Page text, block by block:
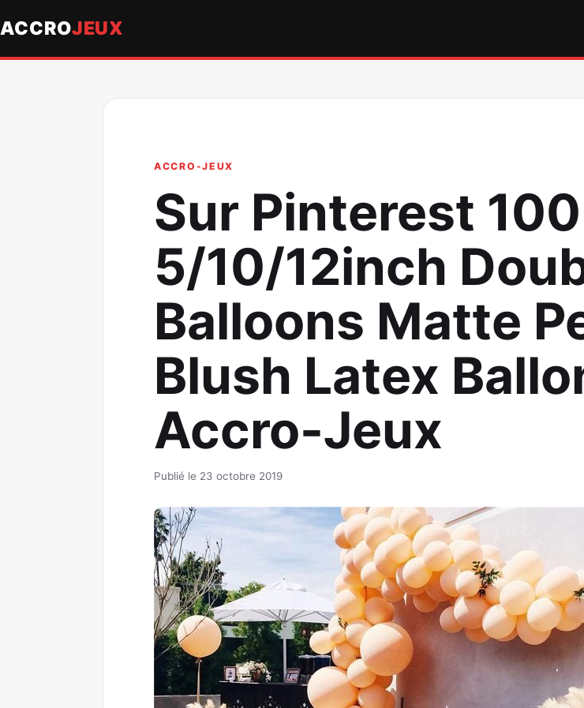
ACCROJEUX
ACCRO-JEUX
Sur Pinterest
5/10/12inch
Balloons Matte
Blush Latex
Accro-Jeux
Publié le 23 octobre 2019